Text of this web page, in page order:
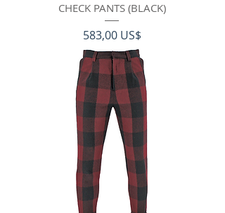
CHECK PANTS (BLACK)
Precio
583,00 US$